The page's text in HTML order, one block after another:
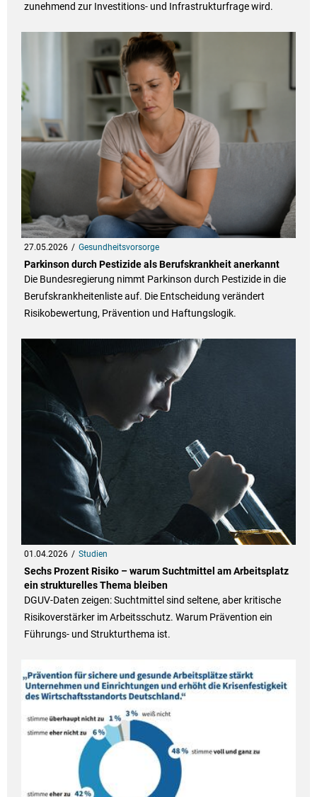
zunehmend zur Investitions- und Infrastrukturfrage wird.
27.05.2026 Gesundheitsvorsorge
Parkinson durch Pestizide als Berufskrankheit anerkannt
Die Bundesregierung nimmt Parkinson durch Pestizide in die
Berufskrankheitenliste auf. Die Entscheidung verändert
Risikobewertung, Prävention und Haftungslogik.
01.04.2026 Studien
Sechs Prozent Risiko – warum Suchtmittel am Arbeitsplatz
ein strukturelles Thema bleiben
DGUV-Daten zeigen: Suchtmittel sind seltene, aber kritische
Risikoverstärker im Arbeitsschutz. Warum Prävention ein
Führungs- und Strukturthema ist.